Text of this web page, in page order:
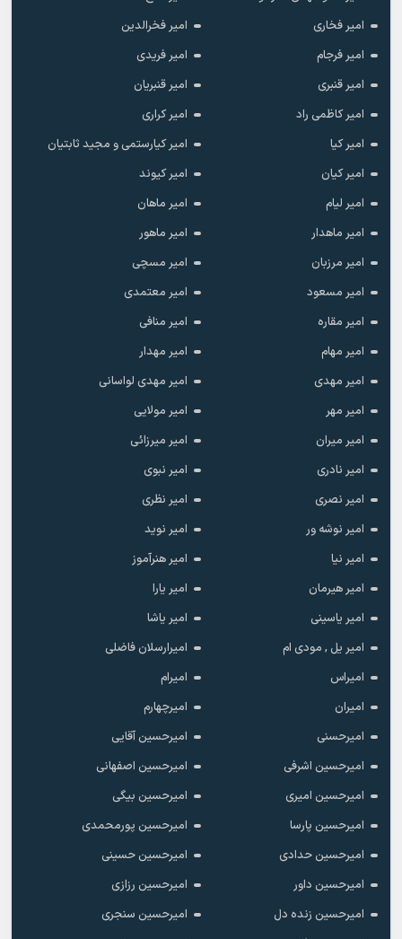
امیر فخاری
امیر فخرالدین
امیر فرجام
امیر فریدی
امیر قنبری
امیر قنبریان
امیر کاظمی راد
امیر کراری
امیر کیا
امیر کیارستمی و مجید ثابتیان
امیر کیان
امیر کیوند
امیر لیام
امیر ماهان
امیر ماهدار
امیر ماهور
امیر مرزبان
امیر مسچی
امیر مسعود
امیر معتمدی
امیر مقاره
امیر منافی
امیر مهام
امیر مهدار
امیر مهدی
امیر مهدی لواسانی
امیر مهر
امیر مولایی
امیر میران
امیر میرزائی
امیر نادری
امیر نبوی
امیر نصری
امیر نظری
امیر نوشه ور
امیر نوید
امیر نیا
امیر هنرآموز
امیر هیرمان
امیر یارا
امیر یاسینی
امیر یاشا
امیر یل , مودی ام
امیرارسلان فاضلی
امیراس
امیرام
امیران
امیرچهارم
امیرحسنی
امیرحسین آقایی
امیرحسین اشرفی
امیرحسین اصفهانی
امیرحسین امیری
امیرحسین بیگی
امیرحسین پارسا
امیرحسین پورمحمدی
امیرحسین حدادی
امیرحسین حسینی
امیرحسین داور
امیرحسین رزازی
امیرحسین زنده دل
امیرحسین سنجری